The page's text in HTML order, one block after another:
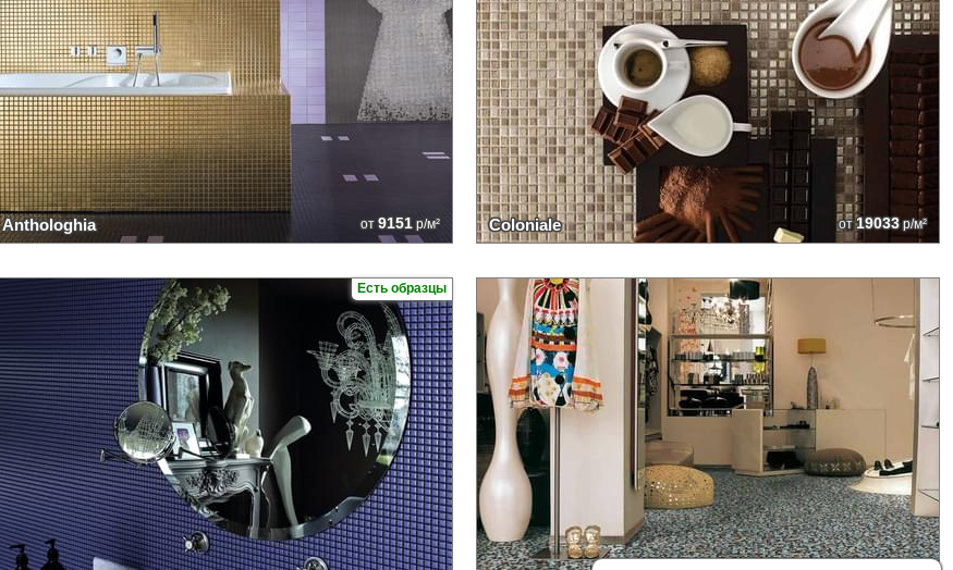
Anthologhia от 9151р/м² Coloniale от19033р/м²
Есть образцы